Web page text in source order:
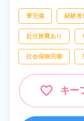
寮完備 経験者
赴任旅費あり
社会保険完備
キー